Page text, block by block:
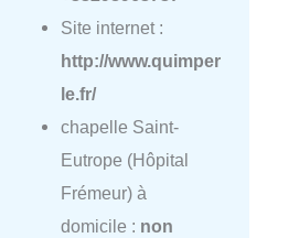
Site internet :
http://www.quimper
le.fr/
chapelle Saint-
Eutrope (Hôpital
Frémeur) à
domicile : non